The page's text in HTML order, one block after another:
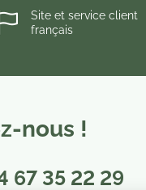
Site et service client
français
nous !
67 35 22 29